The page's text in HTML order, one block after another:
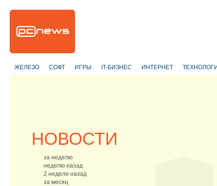
ЖЕЛЕЗО СОФТ ИГРЫ IT-БИЗНЕС ИНТЕРНЕТ
НОВОСТИ
за неделю
неделю назад
2 недели назад
за месяц